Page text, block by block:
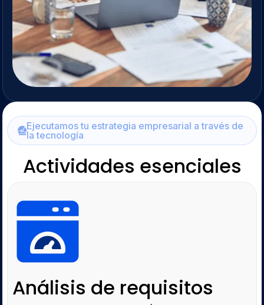
Ejecutamos tu estrategia empresarial a través de
la tecnología
Actividades esenciales
Análisis de requisitos